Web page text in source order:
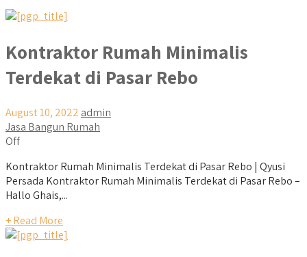
Kontraktor Rumah Minimalis
Terdekat di Pasar Rebo
August 10, 2022 admin
Jasa Bangun Rumah
Off
Kontraktor Rumah Minimalis Terdekat di Pasar Rebo | Qyusi
Persada Kontraktor Rumah Minimalis Terdekat di Pasar Rebo –
Hallo Ghais,...
+ Read More